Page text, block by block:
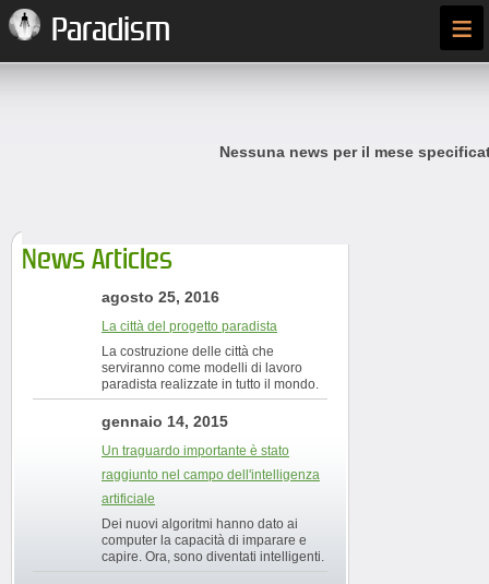
Paradism ≡
Nessuna news per il mese
News Articles
agosto 25, 2016
La città del progetto paradista
La costruzione delle città che
serviranno come modelli di lavoro
paradista realizzate in tutto il mondo.
gennaio 14, 2015
Un traguardo importante è stato
raggiunto nel campo dell'intelligenza
artificiale
Dei nuovi algoritmi hanno dato ai
computer la capacità di imparare e
capire. Ora, sono diventati intelligenti.